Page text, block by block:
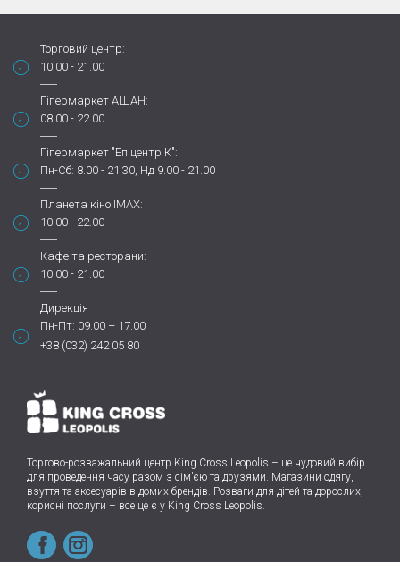
Торговий центр:
10.00 - 21.00
Гіпермаркет АШАН:
08.00 - 22.00
Гіпермаркет "Епіцентр К":
Пн-Сб: 8.00 - 21.30, Нд 9.00 - 21.00
Планета кіно IMAX:
10.00 - 22.00
Кафе та ресторани:
10.00 - 21.00
Дирекція
Пн-Пт: 09.00 – 17.00
+38 (032) 242 05 80
Торгово-розважальний центр King Cross Leopolis – це чудовий вибір
для проведення часу разом з сім’єю та друзями. Магазини одягу,
взуття та аксесуарів відомих брендів. Розваги для дітей та дорослих,
корисні послуги – все це є у King Cross Leopolis.